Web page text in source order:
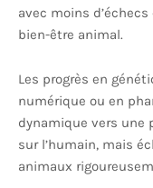
avec moins
bien-être animal.
Les progrès en
numérique ou en
dynamique vers une
sur l’humain, mais
animaux